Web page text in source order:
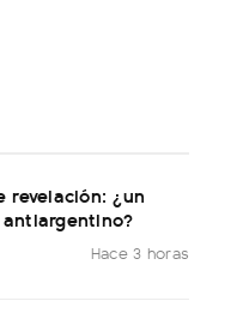
revelación: ¿un
Hace 3 horas